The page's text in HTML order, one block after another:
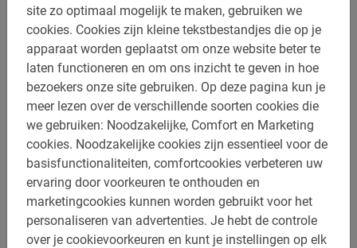
site zo optimaal mogelijk te maken, gebruiken we
cookies. Cookies zijn kleine tekstbestandjes die op je
apparaat worden geplaatst om onze website beter te
laten functioneren en om ons inzicht te geven in hoe
bezoekers onze site gebruiken. Op deze pagina kun je
meer lezen over de verschillende soorten cookies die
we gebruiken: Noodzakelijke, Comfort en Marketing
cookies. Noodzakelijke cookies zijn essentieel voor de
basisfunctionaliteiten, comfortcookies verbeteren uw
ervaring door voorkeuren te onthouden en
marketingcookies kunnen worden gebruikt voor het
personaliseren van advertenties. Je hebt de controle
over je cookievoorkeuren en kunt je instellingen op elk
Boek nu de Rome Fietstour online &
betaal ter plekke
Wil je zeker zijn van een plekje op deze Rome fietstour?
Boek dan snel en ontvang direct alle informatie die je
nodig hebt per mail. De fietstour is geheel zonder
reserveringskosten, veilig en snel online te boeken.
e stedentrip begint pas echt met de Rome fietstour
langs de highlights van Baja Bikes!